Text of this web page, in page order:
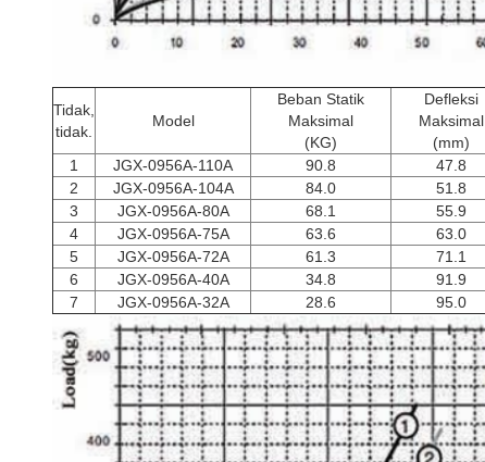
Tidak,
tidak.
Model
Beban Statik
Maksimal
(KG)
Defleksi
Maksimal
(mm)
1
JGX-0956A-110A 90.8 47.8
2
JGX-0956A-104A 84.0 51.8
3
JGX-0956A-80A 68.1 55.9
4
JGX-0956A-75A 63.6 63.0
5
JGX-0956A-72A 61.3 71.1
6
JGX-0956A-40A 34.8 91.9
7
JGX-0956A-32A 28.6 95.0